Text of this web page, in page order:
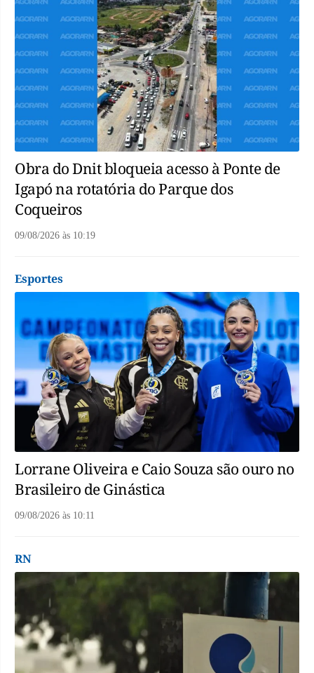
Obra do Dnit bloqueia acesso à Ponte de
Igapó na rotatória do Parque dos
Coqueiros
09/08/2026 às 10:19
Esportes
Lorrane Oliveira e Caio Souza são ouro no
Brasileiro de Ginástica
09/08/2026 às 10:11
RN